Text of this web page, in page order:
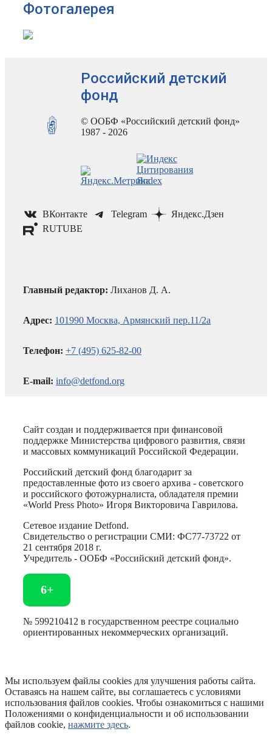
Фотогалерея
Российский детский
фонд
© ООБФ «Российский детский фонд»
1987 - 2026
ВКонтакте Telegram
Яндекс.Дзен
RUTUBE
Главный редактор: Лиханов Д. А.
Адрес: 101990 Москва, Армянский пер.11/2а
Телефон: +7 (495) 625-82-00
E-mail: info@detfond.org
Сайт создан и поддерживается при финансовой
поддержке Министерства цифрового развития, связи
и массовых коммуникаций Российской Федерации.
Российский детский фонд благодарит за
предоставленные фото из своего архива - советского
и российского фотожурналиста, обладателя премии
«World Press Photo» Игоря Викторовича Гаврилова.
Сетевое издание Detfond.
Свидетельство о регистрации СМИ: ФС77-73722 от
21 сентября 2018 г.
Учредитель - ООБФ «Российский детский фонд».
6+
№ 599210412 в государственном реестре социально
ориентированных некоммерческих организаций.
Мы используем файлы cookies для улучшения работы сайта.
Оставаясь на нашем сайте, вы соглашаетесь с условиями
использования файлов cookies. Чтобы ознакомиться с нашими
Положениями о конфиденциальности и об использовании
файлов cookie, нажмите здесь.